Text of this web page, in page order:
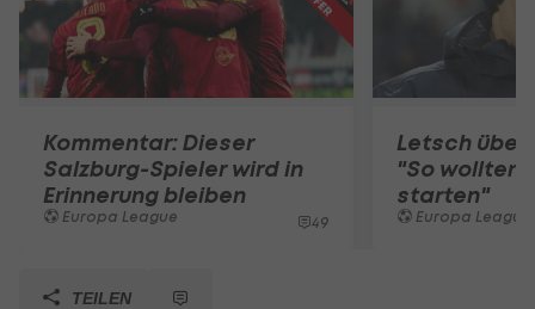
Kommentar: Dieser
Salzburg-Spieler wird in
Erinnerung bleiben
Europa League 49
Letsch
"So wollten
starten"
Europa League
TEILEN